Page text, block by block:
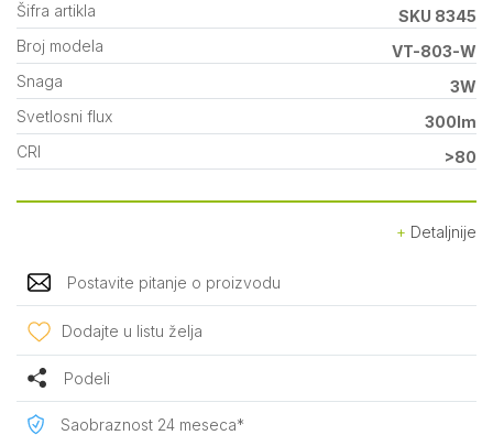
Šifra artikla
SKU 8345
Broj modela
VT-803-W
Snaga
3W
Svetlosni flux
300lm
CRI
>80
Detaljnije
Postavite pitanje o proizvodu
Dodajte u listu želja
Podeli
Saobraznost 24 meseca*